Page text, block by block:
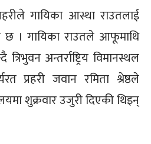
गायिका आस्था राउतलाई
छ । गायिका राउतले आफूमाथि
अन्तर्राष्ट्रिय विमानस्थल
प्रहरी जवान रमिता श्रेष्ठले
शुक्रवार उजुरी दिएकी थिइन्